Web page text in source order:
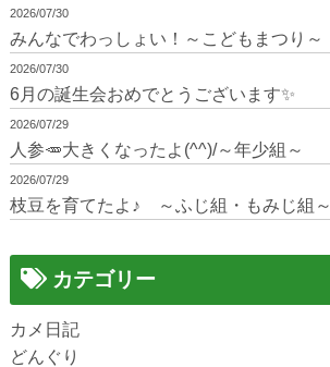
2026/07/30
みんなでわっしょい！～こどもまつり～
2026/07/30
6月の誕生会おめでとうございます✨
2026/07/29
人参🥕大きくなったよ(^^)/～年少組～
2026/07/29
枝豆を育てたよ♪ ～ふじ組・もみじ組～
カテゴリー
カメ日記
どんぐり